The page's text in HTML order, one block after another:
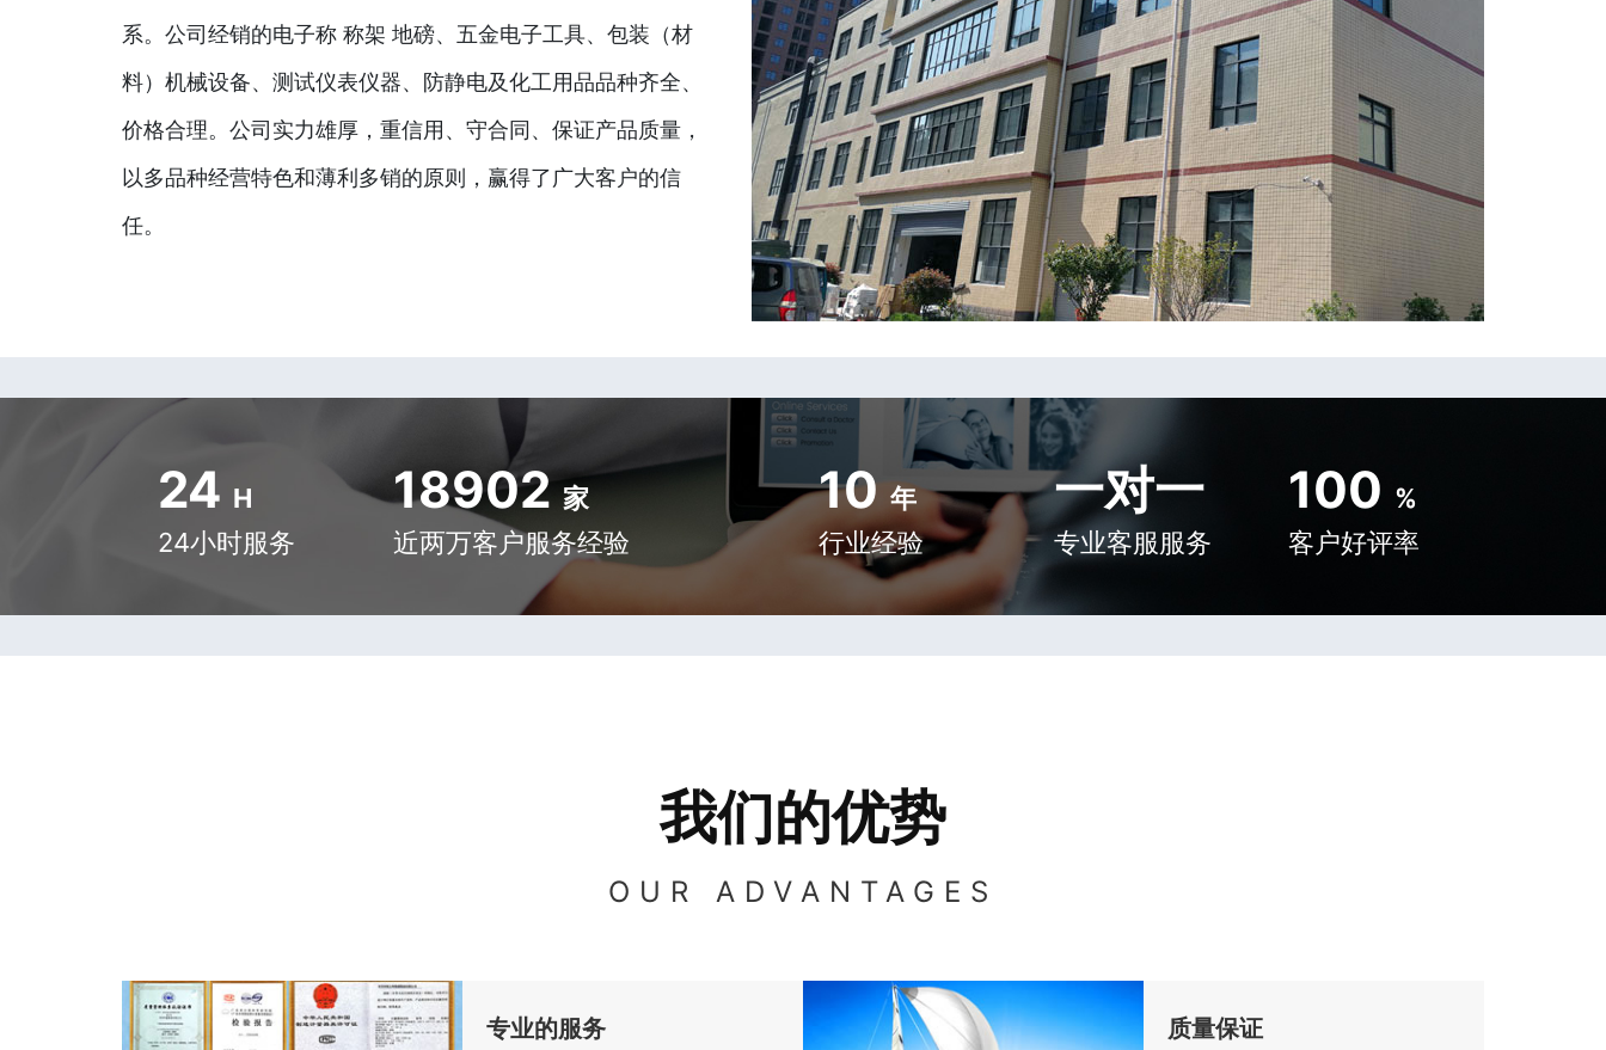
系。公司经销的电子称 称架 地磅、五金电子工具、包装（材
料）机械设备、测试仪表仪器、防静电及化工用品品种齐全、
价格合理。公司实力雄厚，重信用、守合同、保证产品质量，
以多品种经营特色和薄利多销的原则，赢得了广大客户的信
任。
24 H
24小时服务
18902 家
近两万客户服务经验
10 年
行业经验
一对一
专业客服服务
100 %
客户好评率
我们的优势
OUR ADVANTAGES
专业的服务 质量保证